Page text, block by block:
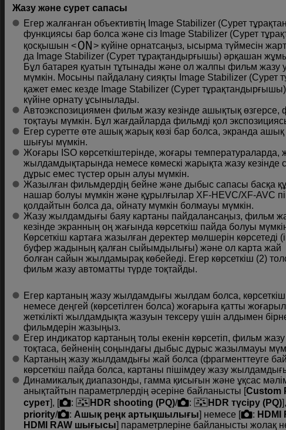
Жазу және сурет сапасы
Егер жалғанған объективтің Image Stabilizer (Сурет
функциясы бар болса және сіз Image Stabilizer (Сурет
қосқышын
күйіне орнатсаңыз, ысырма түймесін
да Image Stabilizer (Сурет тұрақтандырғышы) әрқашан
Бұл батарея қуатын тұтынады және ол жалпы фильм жазу
мүмкін. Мосыны пайдалану сияқты Image Stabilizer (Сурет
қажет емес кезде Image Stabilizer (Сурет
күйіне орнату ұсынылады.
Автоэкспозициямен фильм жазу кезінде ашықтық өзгерсе,
тоқтауы мүмкін. Бұл жағдайларда фильмді қол
Егер суретте өте ашық жарық көзі бар болса, экранда
шығуы мүмкін.
Жоғары ISO көрсеткiштерінде, жоғары
жылдамдықтарында немесе көмескі жарықта жазу кезінде
дұрыс емес түстер орын алуы мүмкін.
Жазылған фильмдердің бейне және дыбыс сапасы басқа
нашар болуы мүмкін және құрылғылар XF-HEVC/XF-AVC
қолдайтын болса да, ойнату мүмкін болмауы мүмкін.
Жазу жылдамдығы баяу картаны пайдалансаңыз, фильм
кезінде экранның оң жағында көрсеткіш пайда болуы
Көрсеткіш картаға жазылған деректер мөлшерін көрсетеді
буфер жадының қалған сыйымдылығы) және ол карта жай
болған сайын жылдамырақ көбейеді. Егер көрсеткіш (2)
фильм жазу автоматты түрде тоқтайды.
Егер картаның жазу жылдамдығы жылдам болса,
немесе деңгей (көрсетілген болса) жоғарыға қатты
жеткілікті жылдамдықта жазуын тексеру үшін алдымен
фильмдерін жазыңыз.
Егер индикатор картаның толы екенін көрсетіп, фильм
тоқтаса, бейненің соңындағы дыбыс дұрыс жазылмауы
Картаның жазу жылдамдығы жай болса (фрагменттеуге
көрсеткіш пайда болса, картаны пішімдеу жазу
Динамикалық диапазонды, гамма қисығын және ұқсас
анықтайтын параметрлердің әсеріне байланысты [Custom
сурет], [ : HDR shooting (PQ)/ : HDR түсіру (PQ)
priority/ : Ашық реңк артықшылығы] немесе [ : HDMI
HDMI RAW шығысы] параметрлеріне байланысты жолақ